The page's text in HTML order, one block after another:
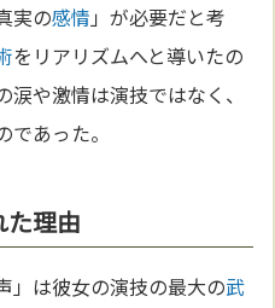
実の感情 」が必要だと考
をリアリズムへと導いたの
や激情は演技ではなく、
あった。
た理由
」は彼女の演技の最大の武